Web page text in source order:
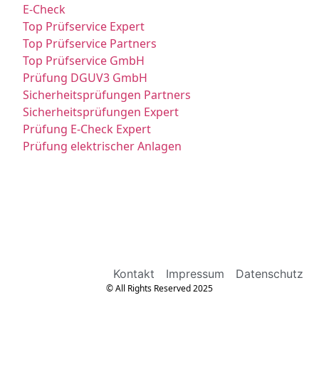
E-Check
Top Prüfservice Expert
Top Prüfservice Partners
Top Prüfservice GmbH
Prüfung DGUV3 GmbH
Sicherheitsprüfungen Partners
Sicherheitsprüfungen Expert
Prüfung E-Check Expert
Prüfung elektrischer Anlagen
Kontakt Impressum Datenschutz
© All Rights Reserved 2025